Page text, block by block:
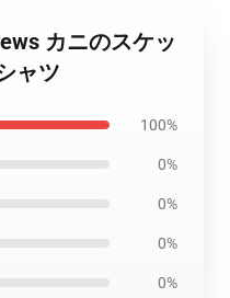
カニのスケッ
ャツ
100%
0%
0%
0%
0%